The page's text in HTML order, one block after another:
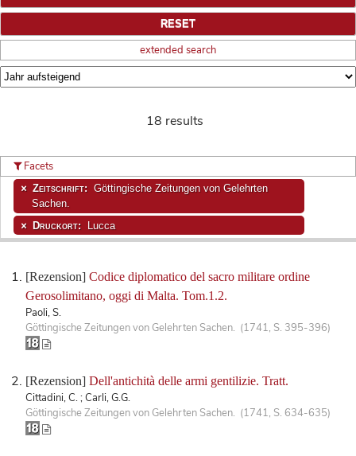
extended search
18 results
[Rezension] Codice diplomatico del sacro militare ordine
Gerosolimitano, oggi di Malta. Tom.1.2.
Paoli, S.
Göttingische Zeitungen von Gelehrten Sachen. (1741, S. 395-396)
[Rezension] Dell'antichità delle armi gentilizie. Tratt.
Cittadini, C. ; Carli, G.G.
Göttingische Zeitungen von Gelehrten Sachen. (1741, S. 634-635)
Facets
Zeitschrift:
Göttingische Zeitungen von Gelehrten
Sachen.
Druckort: Lucca